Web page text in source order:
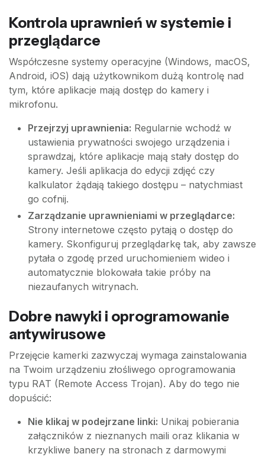
Kontrola uprawnień w systemie i
przeglądarce
Współczesne systemy operacyjne (Windows, macOS,
Android, iOS) dają użytkownikom dużą kontrolę nad
tym, które aplikacje mają dostęp do kamery i
mikrofonu.
Przejrzyj uprawnienia: Regularnie wchodź w
ustawienia prywatności swojego urządzenia i
sprawdzaj, które aplikacje mają stały dostęp do
kamery. Jeśli aplikacja do edycji zdjęć czy
kalkulator żądają takiego dostępu – natychmiast
go cofnij.
Zarządzanie uprawnieniami w przeglądarce:
Strony internetowe często pytają o dostęp do
kamery. Skonfiguruj przeglądarkę tak, aby zawsze
pytała o zgodę przed uruchomieniem wideo i
automatycznie blokowała takie próby na
niezaufanych witrynach.
Dobre nawyki i oprogramowanie
antywirusowe
Przejęcie kamerki zazwyczaj wymaga zainstalowania
na Twoim urządzeniu złośliwego oprogramowania
typu RAT (Remote Access Trojan). Aby do tego nie
dopuścić:
Nie klikaj w podejrzane linki: Unikaj pobierania
załączników z nieznanych maili oraz klikania w
krzykliwe banery na stronach z darmowymi